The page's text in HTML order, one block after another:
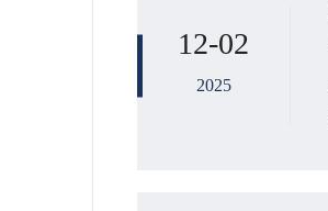
12-02
2025